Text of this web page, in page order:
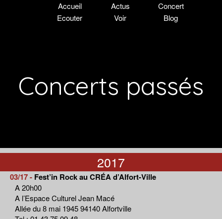
Accueil Actus
Concert
Ecouter
Voir Blog
Concerts passés
2017
03/17 - Fest’in Rock au CRÉA d’Alfort-Ville
A 20h00
A l’Espace Culturel Jean Macé
Allée du 8 mai 1945 94140 Alfortville